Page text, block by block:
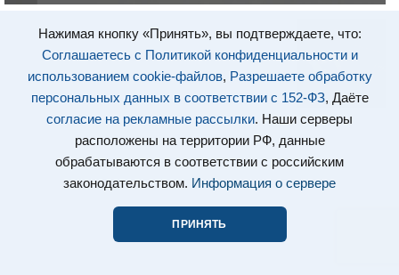
Нажимая кнопку «Принять», вы подтверждаете, что:
Соглашаетесь с Политикой конфиденциальности и
использованием cookie-файлов, Разрешаете обработку
персональных данных в соответствии с 152-ФЗ, Даёте
согласие на рекламные рассылки. Наши серверы
расположены на территории РФ, данные
обрабатываются в соответствии с российским
законодательством. Информация о сервере
ПРИНЯТЬ